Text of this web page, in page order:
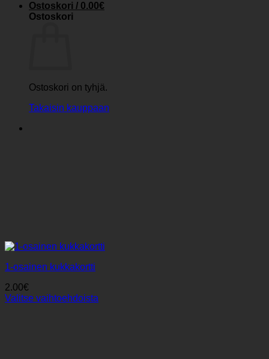
Ostoskori / 0.00€
Ostoskori
Ostoskori on tyhjä.
Takaisin kauppaan
1-osainen kukkakortti
2.00€
Valitse vaihtoehdoista